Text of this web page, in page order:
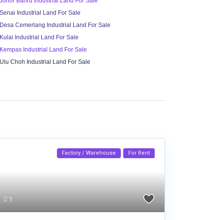
Senai Industrial Land For Sale
Desa Cemerlang Industrial Land For Sale
Kulai Industrial Land For Sale
Kempas Industrial Land For Sale
Ulu Choh Industrial Land For Sale
1
Factory / Warehouse For Rent